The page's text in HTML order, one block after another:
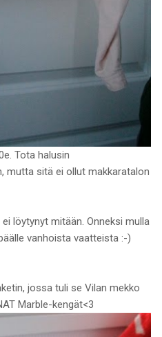
Tota halusin
mutta sitä ei ollut makkaratalon
löytynyt mitään. Onneksi mulla
vanhoista vaatteista :-)
jossa tuli se Vilan mekko
Marble-kengät<3